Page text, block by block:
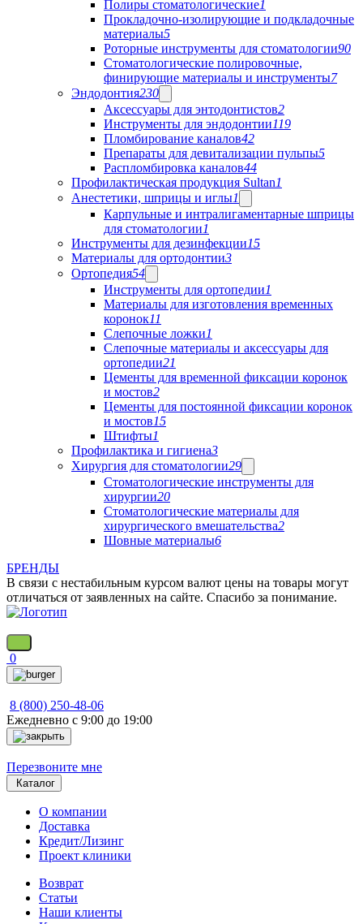
Полиры стоматологические1
Прокладочно-изолирующие и подкладочные
материалы5
Роторные инструменты для стоматологии90
Стоматологические полировочные,
финирующие материалы и инструменты7
Эндодонтия230
Аксессуары для энтодонтистов2
Инструменты для эндодонтии119
Пломбирование каналов42
Препараты для девитализации пульпы5
Распломбировка каналов44
Профилактическая продукция Sultan1
Анестетики, шприцы и иглы1
Карпульные и интралигаментарные шприцы
для стоматологии1
Инструменты для дезинфекции15
Материалы для ортодонтии3
Ортопедия54
Инструменты для ортопедии1
Материалы для изготовления временных
коронок11
Слепочные ложки1
Слепочные материалы и аксессуары для
ортопедии21
Цементы для временной фиксации коронок
и мостов2
Цементы для постоянной фиксации коронок
и мостов15
Штифты1
Профилактика и гигиена3
Хирургия для стоматологии29
Стоматологические инструменты для
хирургии20
Стоматологические материалы для
хирургического вмешательства2
Шовные материалы6
БРЕНДЫ
В связи с нестабильным курсом валют цены на товары могут
отличаться от заявленных на сайте. Спасибо за понимание.
0
8 (800) 250-48-06
Ежедневно с 9:00 до 19:00
Перезвоните мне
Каталог
О компании
Доставка
Кредит/Лизинг
Проект клиники
Возврат
Статьи
Наши клиенты